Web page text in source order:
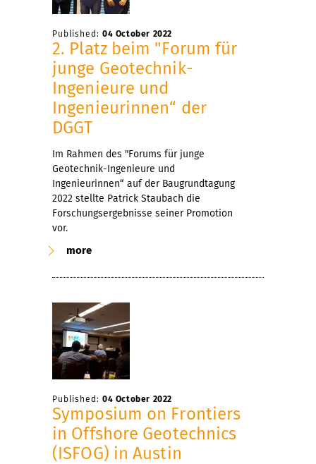
Published: 04 October 2022
2. Platz beim "Forum für
junge Geotechnik-
Ingenieure und
Ingenieurinnen“ der
DGGT
Im Rahmen des "Forums für junge
Geotechnik-Ingenieure und
Ingenieurinnen“ auf der Baugrundtagung
2022 stellte Patrick Staubach die
Forschungsergebnisse seiner Promotion
vor.
more
Published: 04 October 2022
Symposium on Frontiers
in Offshore Geotechnics
(ISFOG) in Austin